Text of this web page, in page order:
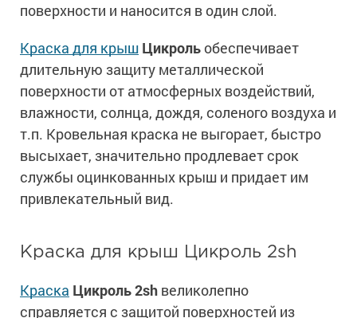
поверхности и наносится в один слой.
Краска для крыш Цикроль обеспечивает
длительную защиту металлической
поверхности от атмосферных воздействий,
влажности, солнца, дождя, соленого воздуха и
т.п. Кровельная краска не выгорает, быстро
высыхает, значительно продлевает срок
службы оцинкованных крыш и придает им
привлекательный вид.
Краска для крыш Цикроль 2sh
Краска Цикроль 2sh великолепно
справляется с защитой поверхностей из